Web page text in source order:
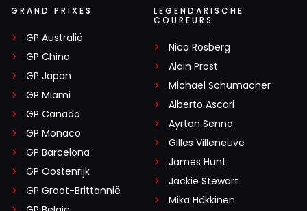
GRAND PRIXES
GP Australië
GP China
GP Japan
GP Miami
GP Canada
GP Monaco
GP Barcelona
GP Oostenrijk
GP Groot-Brittannië
LEGENDARISCHE
COUREURS
Nico Rosberg
Alain Prost
Michael Schumacher
Alberto Ascari
Ayrton Senna
Gilles Villeneuve
James Hunt
Jackie Stewart
Mika Häkkinen